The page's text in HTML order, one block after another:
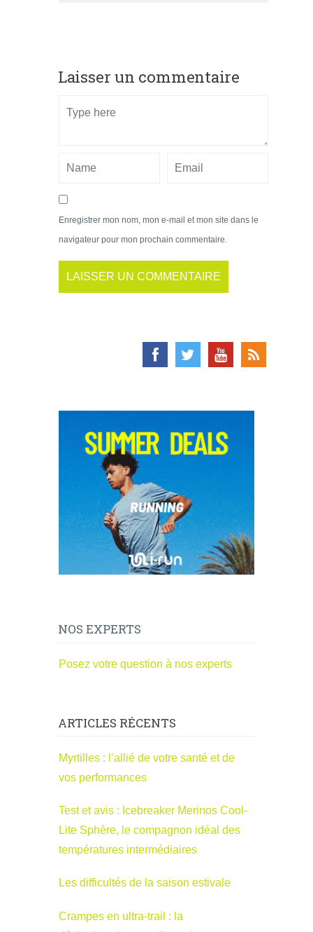
Laisser un commentaire
Enregistrer mon nom, mon e-mail et mon site dans le
navigateur pour mon prochain commentaire.
NOS EXPERTS
Posez votre question à nos experts
ARTICLES RÉCENTS
Myrtilles : l’allié de votre santé et de
vos performances
Test et avis : Icebreaker Merinos Cool-
Lite Sphère, le compagnon idéal des
températures intermédiaires
Les difficultés de la saison estivale
Crampes en ultra-trail : la